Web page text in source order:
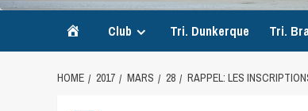
Accueil
Club Tri. Dunkerque Tri.
HOME 2017 MARS 28 RAPPEL: LES